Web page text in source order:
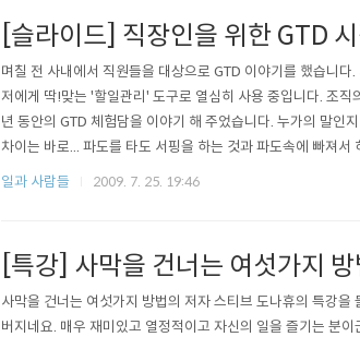
[슬라이드] 직장인을 위한 GTD 시
며칠 전 사내에서 직원들을 대상으로 GTD 이야기를 했습니
저에게 딱!맞는 '할일관리' 도구로 열심히 사용 중입니다. 조
년 동안의 GTD 체험담을 이야기 해 주었습니다. 누가의 말인
차이는 바로... 파도를 타도 서핑을 하는 것과 파도속에 빠져
시작하기 (How To Start GTD)View more documents from
일과 사람들 2009. 7. 25. 19:46
[특강] 사막을 건너는 여섯가지
사막을 건너는 여섯가지 방법의 저자 스티브 도나휴의 특강
버지네요. 매우 재미있고 열정적이고 자신의 일을 즐기는 분